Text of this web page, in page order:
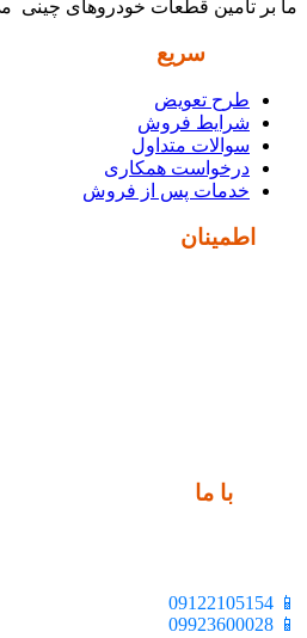
ما بر تأمین قطعات خودروهای چینی
سریع
طرح تعویض
شرایط فروش
سوالات متداول
درخواست همکاری
خدمات پس از فروش
اطمینان
با ما
📱 09122105154
📱 09923600028